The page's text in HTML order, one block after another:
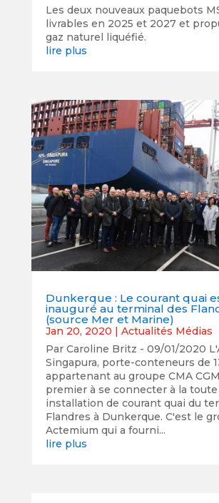
Les deux nouveaux paquebots
livrables en 2025 et 2027 et
gaz naturel liquéfié.
lire plus
Dunkerque : Le courant quai
inauguré au terminal des
(source Mer et Marine)
Jan 20, 2020 | Actualités Médias
Par Caroline Britz - 09/01/2020
Singapura, porte-conteneurs de
appartenant au groupe CMA
premier à se connecter à la
installation de courant quai du
Flandres à Dunkerque. C'est le
Actemium qui a fourni...
lire plus